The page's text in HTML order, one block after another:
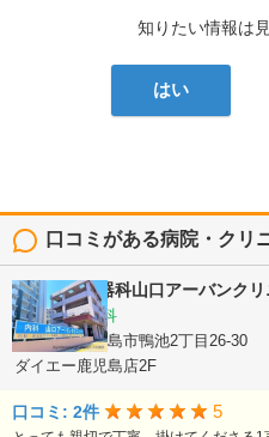
知りたい情報は
はい
口コミがある病院・クリ
内科・消化器科山口アーバンクリ
内科, 消化器科
鹿児島県鹿児島市鴨池2丁目26-30
ダイエー鹿児島店2F
口コミ: 2件 5